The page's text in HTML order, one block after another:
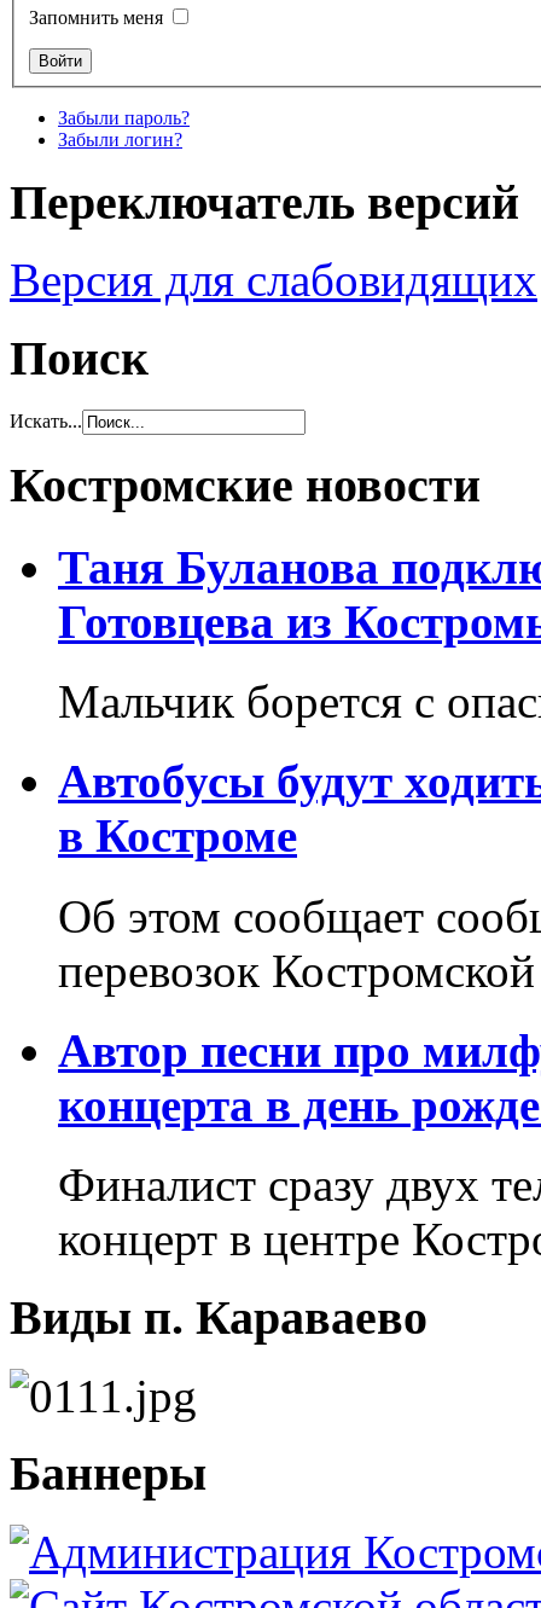
Запомнить меня
Забыли пароль?
Забыли логин?
Переключатель версий
Версия для слабовидящих
Поиск
Искать...
Костромские новости
Таня Буланова
Готовцева из
Мальчик борется с
Автобусы будут
в Костроме
Об этом сообщает
перевозок
Автор песни про
концерта в день
Финалист сразу двух
концерт в центре
Виды п. Караваево
Баннеры